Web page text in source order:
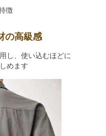
徴
の高級感
し、使い込むほどに
めます